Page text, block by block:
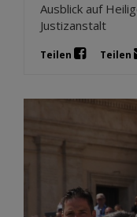
Ausblick auf
Justizanstalt
Teilen Teilen